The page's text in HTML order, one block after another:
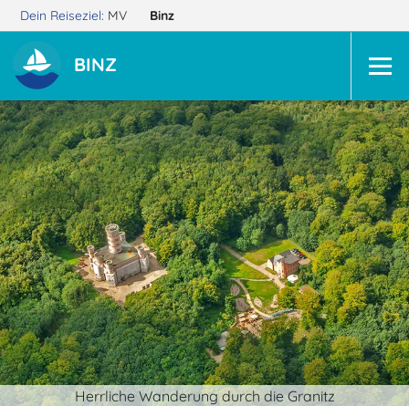
Dein Reiseziel: MV Binz
BINZ
Herrliche Wanderung durch die Granitz